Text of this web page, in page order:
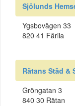
Sjölunds
Ygsbovägen 33
820 41 Färila
Rätans Städ &
Gröngatan 3
840 30 Rätan